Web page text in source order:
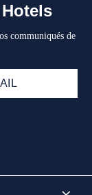
communiqués de